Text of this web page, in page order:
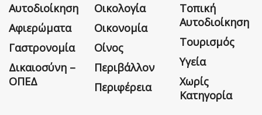
Αυτοδιοίκηση
Αφιερώματα
Γαστρονομία
Δικαιοσύνη –
ΟΠΕΔ
Οικολογία
Οικονομία
Οίνος
Περιβάλλον
Περιφέρεια
Τοπική
Αυτοδιοίκηση
Τουρισμός
Υγεία
Χωρίς
Κατηγορία